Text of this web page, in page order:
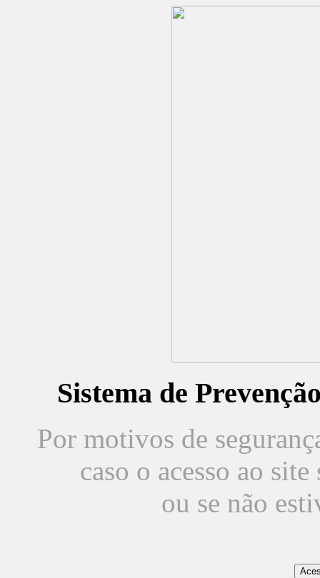
Sistema de
Por motivos de
caso o acesso ao
ou se não